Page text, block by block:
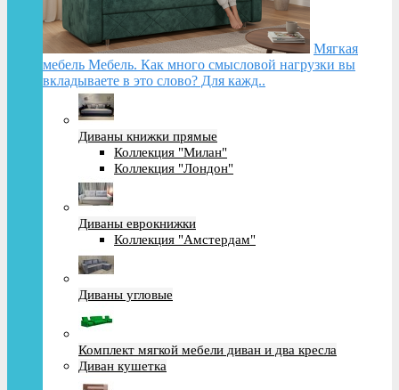
Мягкая
мебель Мебель. Как много смысловой нагрузки вы
вкладываете в это слово? Для кажд..
Диваны книжки прямые
Коллекция "Милан"
Коллекция "Лондон"
Диваны еврокнижки
Коллекция "Амстердам"
Диваны угловые
Комплект мягкой мебели диван и два кресла
Диван кушетка